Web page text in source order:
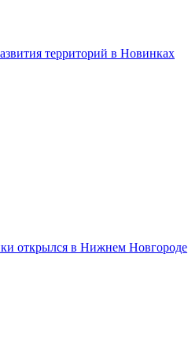
территорий в Новинках
открылся в Нижнем Новгороде